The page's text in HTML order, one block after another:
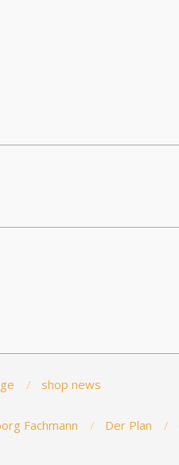
shop news
Fachmann Der Plan